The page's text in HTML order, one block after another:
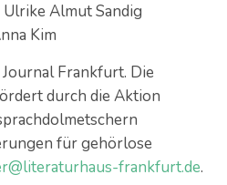
Almut Sandig
Kim
Frankfurt. Die
durch die Aktion
für gehörlose
frankfurt.de.